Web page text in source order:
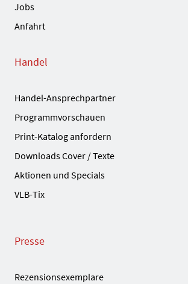
Jobs
Anfahrt
Handel
Handel-Ansprechpartner
Programmvorschauen
Print-Katalog anfordern
Downloads Cover / Texte
Aktionen und Specials
VLB-Tix
Presse
Rezensionsexemplare